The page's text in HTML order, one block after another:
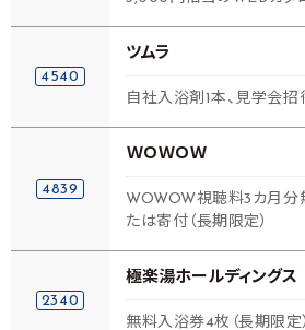
4540
ツムラ
自社入浴剤1本、見学会招
4839
ＷＯＷＯＷ
WOWOW視聴料3カ月分
たは寄付（長期限定）
2340
極楽湯ホールディングス
無料入浴券4枚（長期限定）